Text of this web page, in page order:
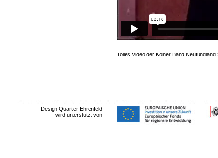
Tolles Video der Kölner Band
Design Quartier Ehrenfeld
wird unterstützt von